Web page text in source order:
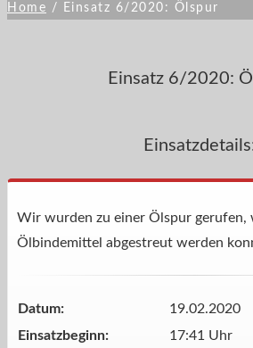
Home / Einsatz 6/2020: Ölspur
Einsatz 6/2020:
Wir wurden zu einer Ölspur gerufen,
Ölbindemittel abgestreut werden
Datum:
19.02.2020
Einsatzbeginn:
17:41 Uhr